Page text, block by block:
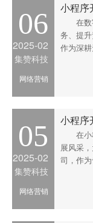
06
2025-02
集赞科技
网络营销
在
务、提
作为深
例，为
力，助
如同便
05
2025-02
集赞科技
网络营销
在
展风采
司，作
行业的
出精准
业提供